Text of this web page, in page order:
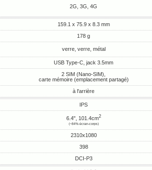
2G, 3G, 4G
159.1 x 75.9 x 8.3 mm
178 g
verre, verre, métal
USB Type-C, jack 3.5mm
2 SIM (Nano-SIM),
carte mémoire (emplacement partagé)
à l'arrière
IPS
6.4", 101.4cm2
(~84% écran-corps)
2310x1080
398
DCI-P3